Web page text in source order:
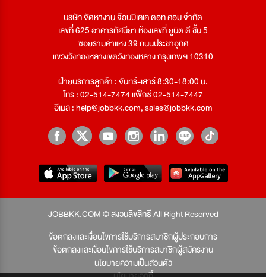
บริษัท จัดหางาน จ๊อบบีเคเค ดอท คอม จำกัด
เลขที่ 625 อาคารทัศนียา ห้องเลขที่ ยูนิต ดี ชั้น 5
ซอยรามคำแหง 39 ถนนประชาอุทิศ
แขวงวังทองหลางเขตวังทองหลาง กรุงเทพฯ 10310
ฝ่ายบริการลูกค้า : จันทร์-เสาร์ 8:30-18:00 น.
โทร : 02-514-7474 แฟ็กซ์ 02-514-7447
อีเมล :help@jobbkk.com,sales@jobbkk.com
JOBBKK.COM © สงวนลิขสิทธิ์ All Right Reserved
ข้อตกลงและเงื่อนไขการใช้บริการสมาชิกผู้ประกอบการ
ข้อตกลงและเงื่อนไขการใช้บริการสมาชิกผู้สมัครงาน
นโยบายความเป็นส่วนตัว